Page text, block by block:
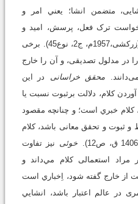
متضمن انشا؛ يعني امر و
ترک فعل، پرسش، امید و
آرزو، تحسین و تعجب و... هستند (زرکشی،1957م، ج2، نوع45). برخی
در مدلول تصدیقی، و آن را خارج
محقق خراسانی
در این
کلام، دلالت برثبوت نسبت یا
كلام خبري است؛ و چنانچه مقصود
و ثبوت و تحقق معانی باشد، كلام
خوئی‌  نیز تفاوت
استعمالی کلام مي‌داند و
از خارج گفته شود، اِخباري است
در عالم اعتبار باشد، انشايي